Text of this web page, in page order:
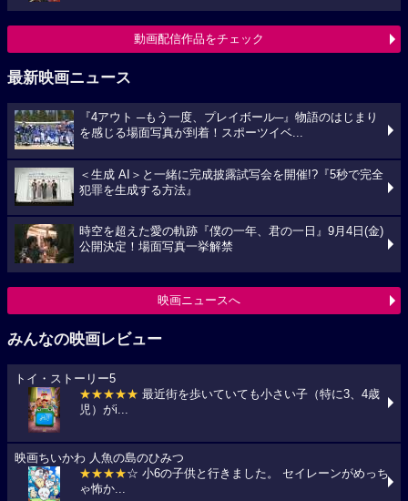
動画配信作品をチェック
最新映画ニュース
『4アウト ─もう一度、プレイボール─』物語のはじまり
を感じる場面写真が到着！スポーツイベ...
＜生成 AI＞と一緒に完成披露試写会を開催!?『5秒で完全
犯罪を生成する方法』
時空を超えた愛の軌跡『僕の一年、君の一日』9月4日(金)
公開決定！場面写真一挙解禁
映画ニュースへ
みんなの映画レビュー
トイ・ストーリー5
★★★★★ 最近街を歩いていても小さい子（特に3、4歳
児）がi...
映画ちいかわ 人魚の島のひみつ
★★★★☆ 小6の子供と行きました。 セイレーンがめっち
ゃ怖か...